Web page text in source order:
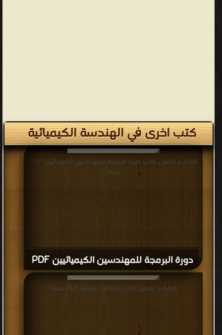
كتب اخرى في الهندسة الكيميائية
دورة البرمجة للمهندسين الكيميائيين PDF
قراءة و تحميل كتاب دورة البرمجة للمهندسين الكيميائيين PDF
مجانا
قراءة و تحميل كتاب مخلفات صناعية PDF مجانا